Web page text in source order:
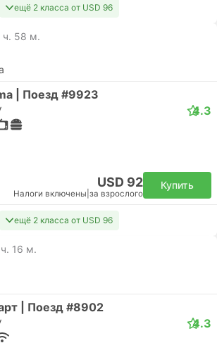
ещё 2 класса от USD 96
ч. 58 м.
| Поезд #9923
4.3
USD 92
Налоги включены за взрослого
Купить
ещё 2 класса от USD 96
16 м.
| Поезд #8902
4.3